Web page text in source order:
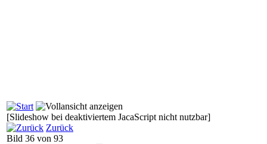
[Slideshow bei deaktiviertem JacaScript nicht nutzbar]
Zurück
Bild 36 von 93